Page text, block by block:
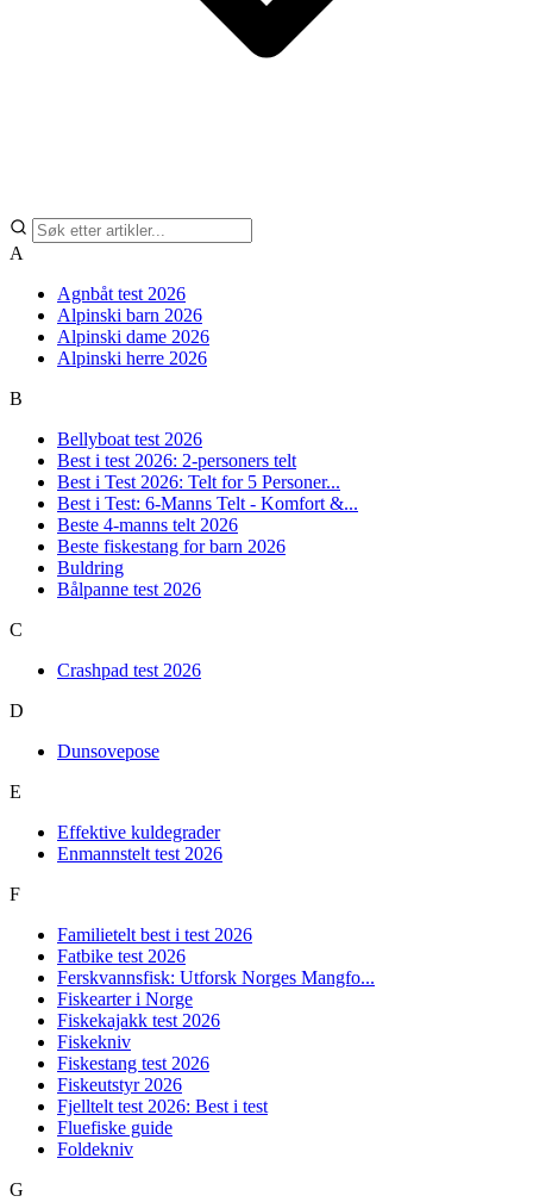
A
Agnbåt test 2026
Alpinski barn 2026
Alpinski dame 2026
Alpinski herre 2026
B
Bellyboat test 2026
Best i test 2026: 2-personers telt
Best i Test 2026: Telt for 5 Personer...
Best i Test: 6-Manns Telt - Komfort &...
Beste 4-manns telt 2026
Beste fiskestang for barn 2026
Buldring
Bålpanne test 2026
C
Crashpad test 2026
D
Dunsovepose
E
Effektive kuldegrader
Enmannstelt test 2026
F
Familietelt best i test 2026
Fatbike test 2026
Ferskvannsfisk: Utforsk Norges Mangfo...
Fiskearter i Norge
Fiskekajakk test 2026
Fiskekniv
Fiskestang test 2026
Fiskeutstyr 2026
Fjelltelt test 2026: Best i test
Fluefiske guide
Foldekniv
G